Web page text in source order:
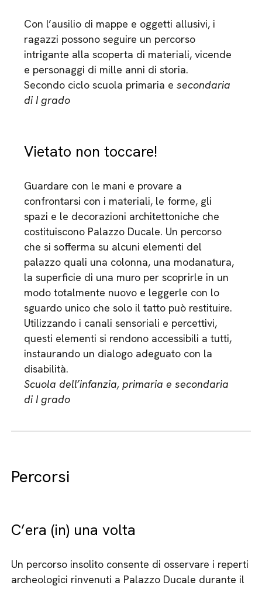
Con l’ausilio di mappe e oggetti allusivi, i
ragazzi possono seguire un percorso
intrigante alla scoperta di materiali, vicende
e personaggi di mille anni di storia.
Secondo ciclo scuola primaria esecondaria
di I grado
Vietato non toccare!
Guardare con le mani e provare a
confrontarsi con i materiali, le forme, gli
spazi e le decorazioni architettoniche che
costituiscono Palazzo Ducale. Un percorso
che si sofferma su alcuni elementi del
palazzo quali una colonna, una modanatura,
la superficie di una muro per scoprirle in un
modo totalmente nuovo e leggerle con lo
sguardo unico che solo il tatto può restituire.
Utilizzando i canali sensoriali e percettivi,
questi elementi si rendono accessibili a tutti,
instaurando un dialogo adeguato con la
disabilità.
Scuola dell’infanzia, primaria e secondaria
di I grado
Percorsi
C’era (in) una volta
Un percorso insolito consente di osservare i reperti
archeologici rinvenuti a Palazzo Ducale durante il